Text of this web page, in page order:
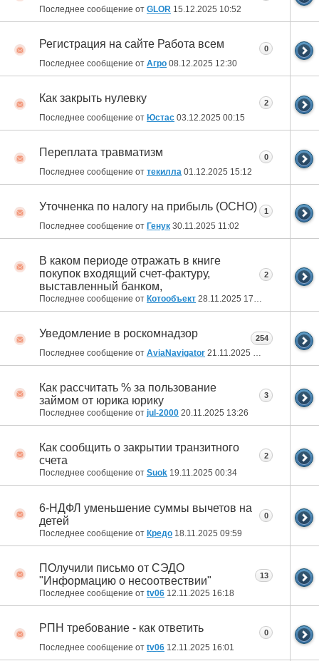
Последнее сообщение от GLOR 15.12.2025 10:52
Регистрация на сайте Работа всем
Последнее сообщение от Агро 08.12.2025 12:30
0
Как закрыть нулевку
Последнее сообщение от Юстас 03.12.2025 00:15
2
Переплата травматизм
Последнее сообщение от текилла 01.12.2025 15:12
0
Уточненка по налогу на прибыль (ОСНО)
Последнее сообщение от Генук 30.11.2025 11:02
1
В каком периоде отражать в книге
покупок входящий счет-фактуру,
выставленный банком,
Последнее сообщение от Котообъект 28.11.2025 17:07
2
Уведомление в роскомнадзор
Последнее сообщение от AviaNavigator 21.11.2025 11:42
254
Как рассчитать % за пользование
займом от юрика юрику
Последнее сообщение от jul-2000 20.11.2025 13:26
3
Как сообщить о закрытии транзитного
счета
Последнее сообщение от Suok 19.11.2025 00:34
2
6-НДФЛ уменьшение суммы вычетов на
детей
Последнее сообщение от Кредо 18.11.2025 09:59
0
ПОлучили письмо от СЭДО
"Информацию о несоотвествии"
Последнее сообщение от tv06 12.11.2025 16:18
13
РПН требование - как ответить
Последнее сообщение от tv06 12.11.2025 16:01
0